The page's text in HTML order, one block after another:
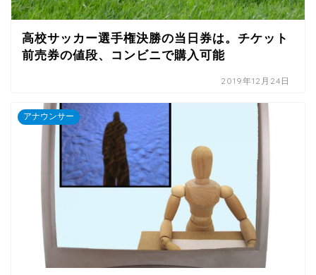
高校サッカー選手権決勝の当日券は。チケット
前売券の値段、コンビニで購入可能
2019年12月24日
アナウンサー